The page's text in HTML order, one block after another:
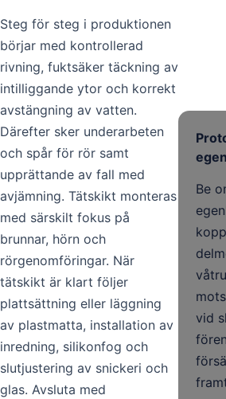
Steg för steg i produktionen
börjar med kontrollerad
rivning, fuktsäker täckning av
intilliggande ytor och korrekt
avstängning av vatten.
Därefter sker underarbeten
och spår för rör samt
upprättande av fall med
avjämning. Tätskikt monteras
med särskilt fokus på
brunnar, hörn och
rörgenomföringar. När
tätskikt är klart följer
plattsättning eller läggning
av plastmatta, installation av
inredning, silikonfog och
slutjustering av snickeri och
glas. Avsluta med
Be
vid